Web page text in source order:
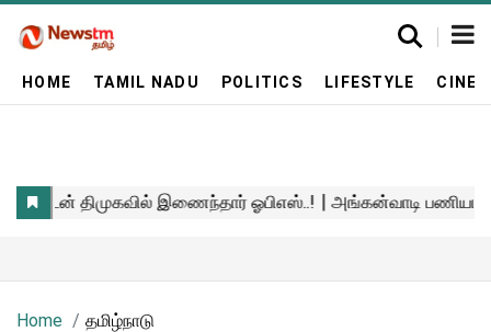
HOME TAMIL NADU POLITICS LIFESTYLE
Home தமிழ்நாடு